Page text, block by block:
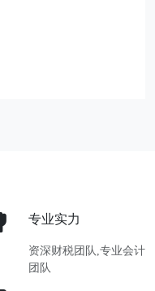
专业实力
资深财税团队,专业会计
团队